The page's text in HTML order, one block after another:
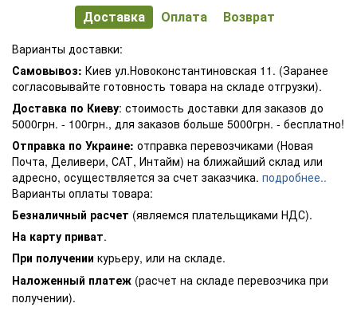
Доставка Оплата Возврат
Варианты доставки:
Самовывоз: Киев ул.Новоконстантиновская 11. (Заранее
согласовывайте готовность товара на складе отгрузки).
Доставка по Киеву: стоимость доставки для заказов до
5000грн. - 100грн., для заказов больше 5000грн. - бесплатно!
Отправка по Украине: отправка перевозчиками (Новая
Почта, Деливери, САТ, Интайм) на ближайший склад или
адресно, осуществляется за счет заказчика. подробнее..
Варианты оплаты товара:
Безналичный расчет (являемся плательщиками НДС).
На карту приват.
При получении курьеру, или на складе.
Наложенный платеж (расчет на складе перевозчика при
получении).